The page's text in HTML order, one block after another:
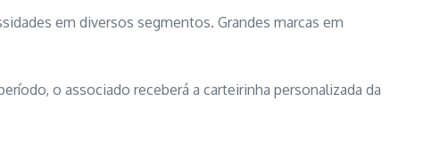
em diversos segmentos. Grandes marcas em
o associado receberá a carteirinha personalizada da